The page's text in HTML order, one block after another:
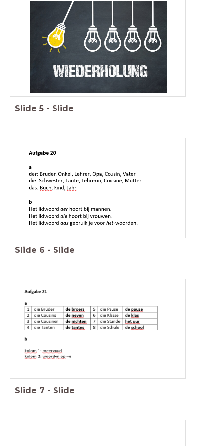
Slide 5 - Slide
Slide 6 - Slide
Slide 7 - Slide